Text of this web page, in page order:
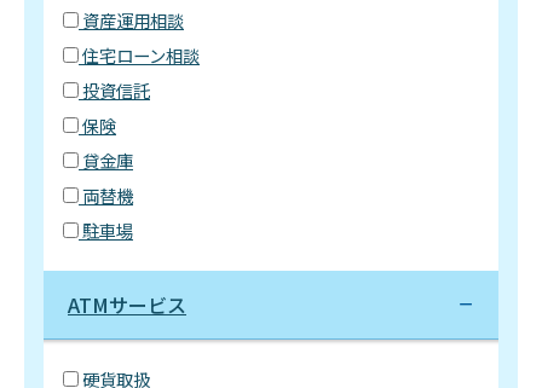
資産運用相談
住宅ローン相談
投資信託
保険
貸金庫
両替機
駐車場
ATMサービス
硬貨取扱